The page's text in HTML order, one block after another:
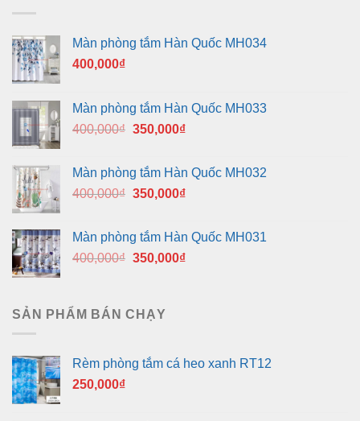
Màn phòng tắm Hàn Quốc MH034
400,000₫
Màn phòng tắm Hàn Quốc MH033
400,000₫ Giá
400,000₫.
350,000₫Giá
là:
350,000₫.
Màn phòng tắm Hàn Quốc MH032
400,000₫ Giá
400,000₫.
350,000₫Giá
là:
350,000₫.
Màn phòng tắm Hàn Quốc MH031
400,000₫ Giá
400,000₫.
350,000₫Giá
SẢN PHẨM BÁN CHẠY
Rèm phòng tắm cá heo xanh RT12
250,000₫